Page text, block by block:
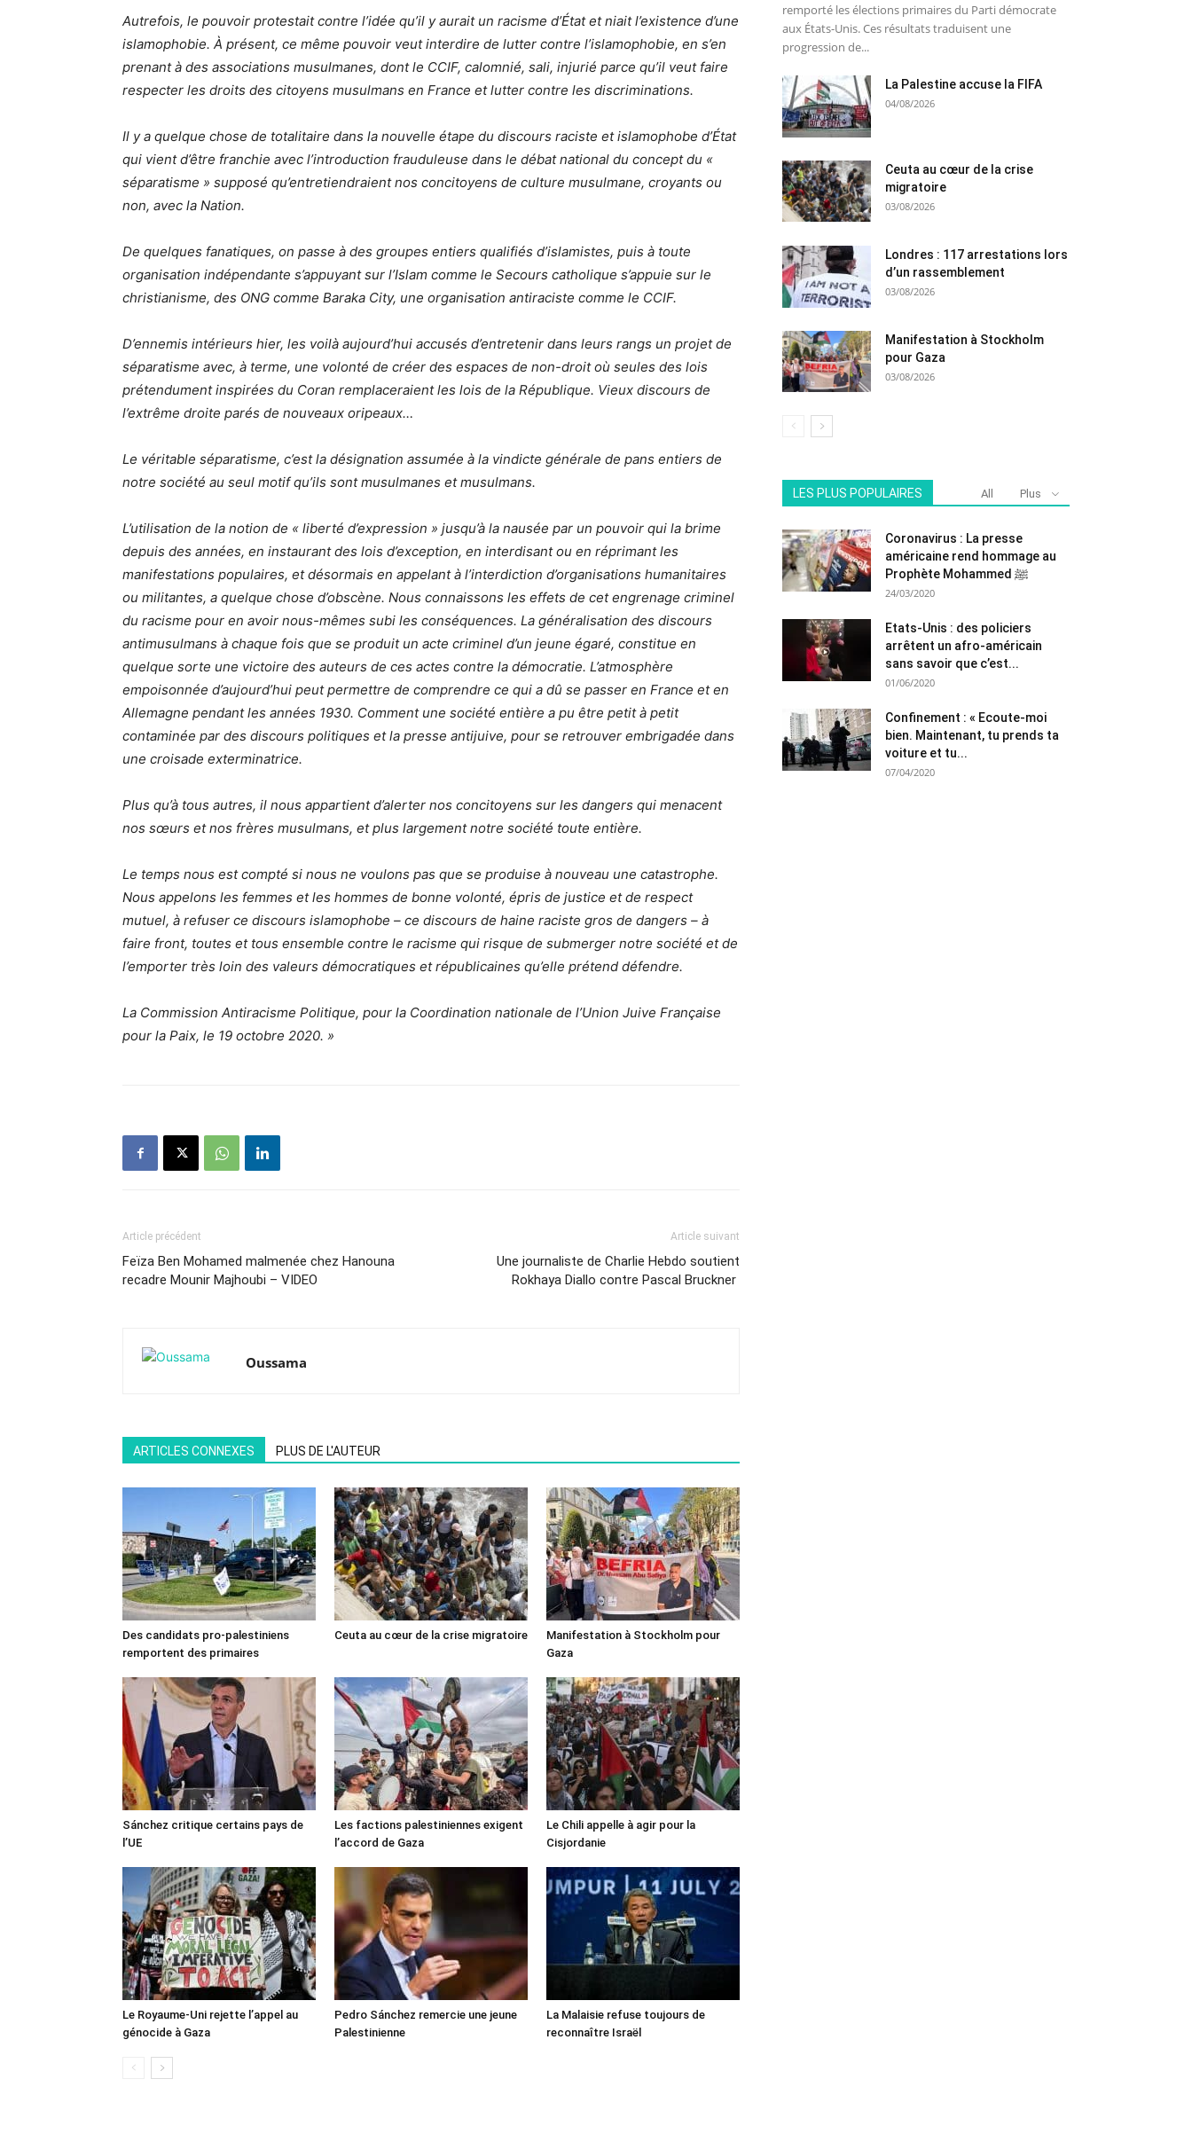
Autrefois, le pouvoir protestait contre l’idée qu’il y aurait un racisme d’État et niait l’existence d’une
islamophobie. À présent, ce même pouvoir veut interdire de lutter contre l’islamophobie, en s’en
prenant à des associations musulmanes, dont le CCIF, calomnié, sali, injurié parce qu’il veut faire
respecter les droits des citoyens musulmans en France et lutter contre les discriminations.
Il y a quelque chose de totalitaire dans la nouvelle étape du discours raciste et islamophobe d’État
qui vient d’être franchie avec l’introduction frauduleuse dans le débat national du concept du «
séparatisme » supposé qu’entretiendraient nos concitoyens de culture musulmane, croyants ou
non, avec la Nation.
De quelques fanatiques, on passe à des groupes entiers qualifiés d’islamistes, puis à toute
organisation indépendante s’appuyant sur l’Islam comme le Secours catholique s’appuie sur le
christianisme, des ONG comme Baraka City, une organisation antiraciste comme le CCIF.
D’ennemis intérieurs hier, les voilà aujourd’hui accusés d’entretenir dans leurs rangs un projet de
séparatisme avec, à terme, une volonté de créer des espaces de non-droit où seules des lois
prétendument inspirées du Coran remplaceraient les lois de la République. Vieux discours de
l’extrême droite parés de nouveaux oripeaux…
Le véritable séparatisme, c’est la désignation assumée à la vindicte générale de pans entiers de
notre société au seul motif qu’ils sont musulmanes et musulmans.
L’utilisation de la notion de « liberté d’expression » jusqu’à la nausée par un pouvoir qui la brime
depuis des années, en instaurant des lois d’exception, en interdisant ou en réprimant les
manifestations populaires, et désormais en appelant à l’interdiction d’organisations humanitaires
ou militantes, a quelque chose d’obscène. Nous connaissons les effets de cet engrenage criminel
du racisme pour en avoir nous-mêmes subi les conséquences. La généralisation des discours
antimusulmans à chaque fois que se produit un acte criminel d’un jeune égaré, constitue en
quelque sorte une victoire des auteurs de ces actes contre la démocratie. L’atmosphère
empoisonnée d’aujourd’hui peut permettre de comprendre ce qui a dû se passer en France et en
Allemagne pendant les années 1930. Comment une société entière a pu être petit à petit
contaminée par des discours politiques et la presse antijuive, pour se retrouver embrigadée dans
une croisade exterminatrice.
Plus qu’à tous autres, il nous appartient d’alerter nos concitoyens sur les dangers qui menacent
nos sœurs et nos frères musulmans, et plus largement notre société toute entière.
Le temps nous est compté si nous ne voulons pas que se produise à nouveau une catastrophe.
Nous appelons les femmes et les hommes de bonne volonté, épris de justice et de respect
mutuel, à refuser ce discours islamophobe – ce discours de haine raciste gros de dangers – à
faire front, toutes et tous ensemble contre le racisme qui risque de submerger notre société et de
l’emporter très loin des valeurs démocratiques et républicaines qu’elle prétend défendre.
La Commission Antiracisme Politique, pour la Coordination nationale de l’Union Juive Française
pour la Paix, le 19 octobre 2020. »
Article précédent
Feïza Ben Mohamed malmenée chez Hanouna
recadre Mounir Majhoubi – VIDEO
Article suivant
Une journaliste de Charlie Hebdo soutient
Rokhaya Diallo contre Pascal Bruckner
Oussama
ARTICLES CONNEXES PLUS DE L'AUTEUR
Des candidats pro-palestiniens
remportent des primaires
Ceuta au cœur de la crise migratoire
Manifestation à Stockholm pour
Gaza
Sánchez critique certains pays de
l’UE
Les factions palestiniennes exigent
l’accord de Gaza
Le Chili appelle à agir pour la
Cisjordanie
Le Royaume-Uni rejette l’appel au
génocide à Gaza
Pedro Sánchez remercie une jeune
Palestinienne
La Malaisie refuse toujours de
reconnaître Israël
remporté les élections primaires du Parti démocrate
aux États-Unis. Ces résultats traduisent une
progression de...
La Palestine accuse la FIFA
04/08/2026
Ceuta au cœur de la crise
migratoire
03/08/2026
Londres : 117 arrestations lors
d’un rassemblement
03/08/2026
Manifestation à Stockholm
pour Gaza
03/08/2026
LES PLUS POPULAIRES All Plus
Coronavirus : La presse
américaine rend hommage au
Prophète Mohammed ﷺ
24/03/2020
Etats-Unis : des policiers
arrêtent un afro-américain
sans savoir que c’est...
01/06/2020
Confinement : « Ecoute-moi
bien. Maintenant, tu prends ta
voiture et tu...
07/04/2020